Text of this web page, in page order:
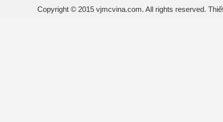
Copyright © 2015 vjmcvina.com. All rights reserved.